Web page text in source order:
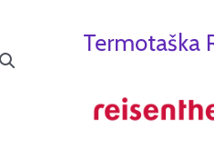
Termotaška
Termotaška
mesh